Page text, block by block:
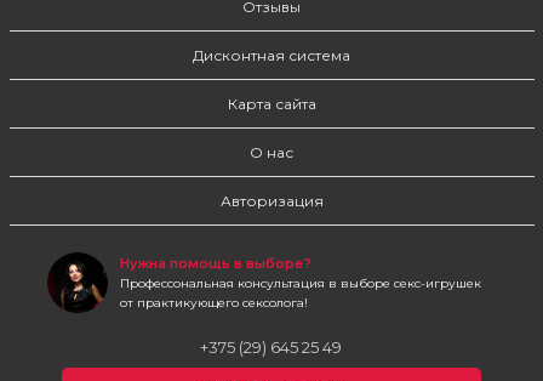
Отзывы
Дисконтная система
Карта сайта
О нас
Авторизация
Нужна помощь в выборе?
Профессональная консультация в выборе секс-игрушек
от практикующего сексолога!
+375 (29) 645 25 49